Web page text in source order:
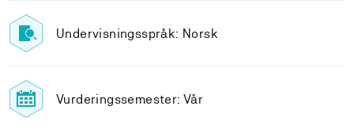
Undervisningsspråk: Norsk
Vurderingssemester: Vår